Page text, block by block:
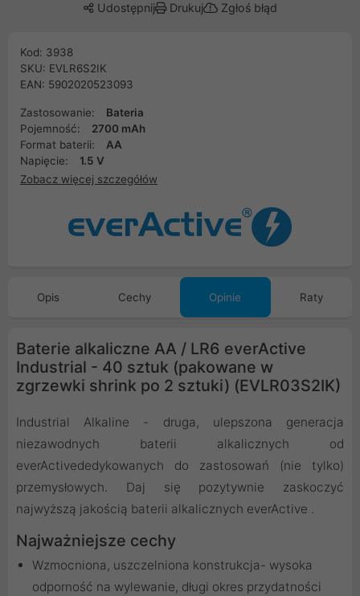
Udostępnij Drukuj Zgłoś błąd
Kod: 3938
SKU: EVLR6S2IK
EAN: 5902020523093
Zastosowanie:
Bateria
Pojemność:
2700 mAh
Format baterii:
AA
Napięcie:
1.5 V
Zobacz więcej szczegółów
Opis Cechy Opinie Raty
Baterie alkaliczne AA / LR6 everActive
Industrial - 40 sztuk (pakowane w
zgrzewki shrink po 2 sztuki) (EVLR03S2IK)
Industrial Alkaline - druga, ulepszona generacja
niezawodnych baterii alkalicznych od
everActivededykowanych do zastosowań (nie tylko)
przemysłowych. Daj się pozytywnie zaskoczyć
najwyższą jakością baterii alkalicznych everActive .
Najważniejsze cechy
Wzmocniona, uszczelniona konstrukcja- wysoka
odporność na wylewanie, długi okres przydatności